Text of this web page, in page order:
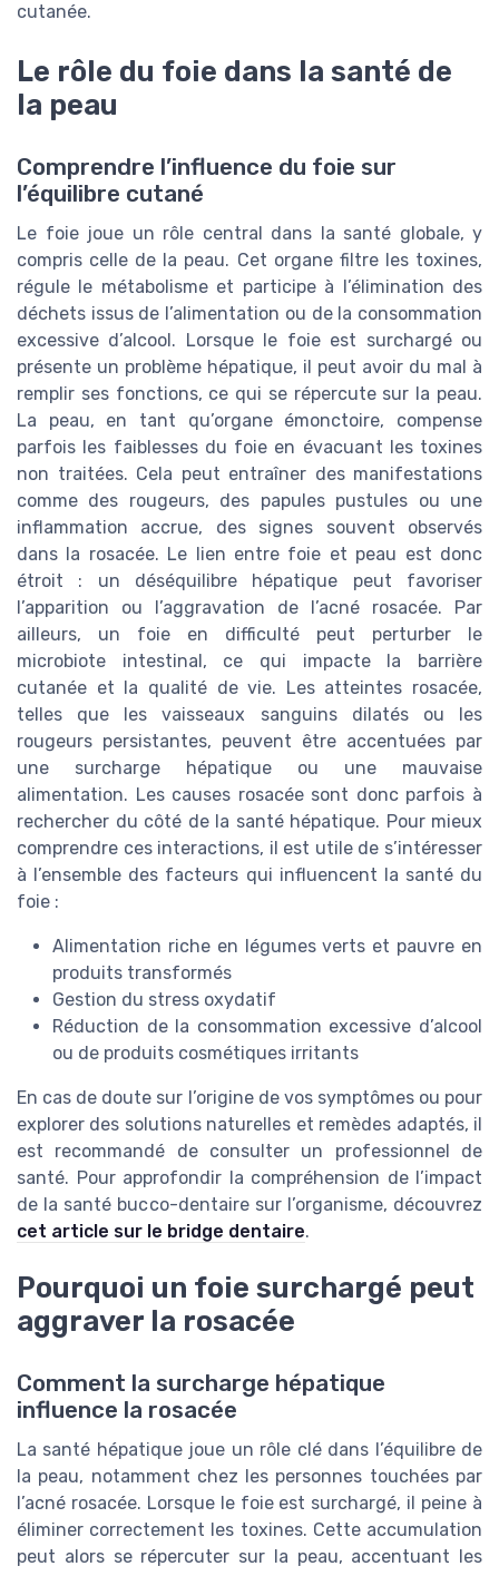
cutanée.
Le rôle du foie dans la santé de
la peau
Comprendre l’influence du foie sur
l’équilibre cutané
Le foie joue un rôle central dans la santé globale, y
compris celle de la peau. Cet organe filtre les toxines,
régule le métabolisme et participe à l’élimination des
déchets issus de l’alimentation ou de la consommation
excessive d’alcool. Lorsque le foie est surchargé ou
présente un problème hépatique, il peut avoir du mal à
remplir ses fonctions, ce qui se répercute sur la peau.
La peau, en tant qu’organe émonctoire, compense
parfois les faiblesses du foie en évacuant les toxines
non traitées. Cela peut entraîner des manifestations
comme des rougeurs, des papules pustules ou une
inflammation accrue, des signes souvent observés
dans la rosacée. Le lien entre foie et peau est donc
étroit : un déséquilibre hépatique peut favoriser
l’apparition ou l’aggravation de l’acné rosacée. Par
ailleurs, un foie en difficulté peut perturber le
microbiote intestinal, ce qui impacte la barrière
cutanée et la qualité de vie. Les atteintes rosacée,
telles que les vaisseaux sanguins dilatés ou les
rougeurs persistantes, peuvent être accentuées par
une surcharge hépatique ou une mauvaise
alimentation. Les causes rosacée sont donc parfois à
rechercher du côté de la santé hépatique. Pour mieux
comprendre ces interactions, il est utile de s’intéresser
à l’ensemble des facteurs qui influencent la santé du
foie :
Alimentation riche en légumes verts et pauvre en
produits transformés
Gestion du stress oxydatif
Réduction de la consommation excessive d’alcool
ou de produits cosmétiques irritants
En cas de doute sur l’origine de vos symptômes ou pour
explorer des solutions naturelles et remèdes adaptés, il
est recommandé de consulter un professionnel de
santé. Pour approfondir la compréhension de l’impact
de la santé bucco-dentaire sur l’organisme, découvrez
cet article sur le bridge dentaire.
Pourquoi un foie surchargé peut
aggraver la rosacée
Comment la surcharge hépatique
influence la rosacée
La santé hépatique joue un rôle clé dans l’équilibre de
la peau, notamment chez les personnes touchées par
l’acné rosacée. Lorsque le foie est surchargé, il peine à
éliminer correctement les toxines. Cette accumulation
peut alors se répercuter sur la peau, accentuant les